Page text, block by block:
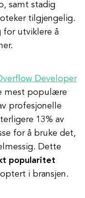
samt stadig
tilgjengelig.
for utviklere å
Developer
mest populære
profesjonelle
13% av
for å bruke det,
Dette
popularitet
i bransjen.